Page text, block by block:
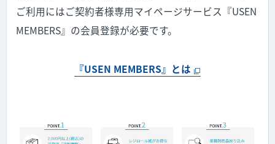
ご利用にはご契約者様専用マイページサービス『USEN
MEMBERS』の会員登録が必要です。
『USEN MEMBERS』とは